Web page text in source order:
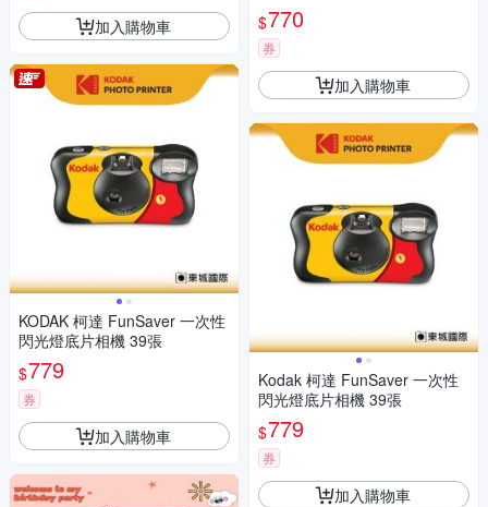
加入購物車
KODAK 柯達 FunSaver 一次性
閃光燈底片相機 39張
$779
券
加入購物車
$770
券
加入購物車
Kodak 柯達 FunSaver 一次性
閃光燈底片相機 39張
$779
券
加入購物車